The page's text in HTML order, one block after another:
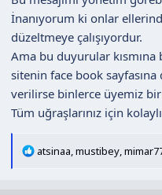
İnanıyorum ki onlar
düzeltmeye çalışıyordur.
Ama bu duyurular
sitenin face book
verilirse binlerce üyemiz
Tüm uğraşlarınız için
T
atsinaa,mustibey,